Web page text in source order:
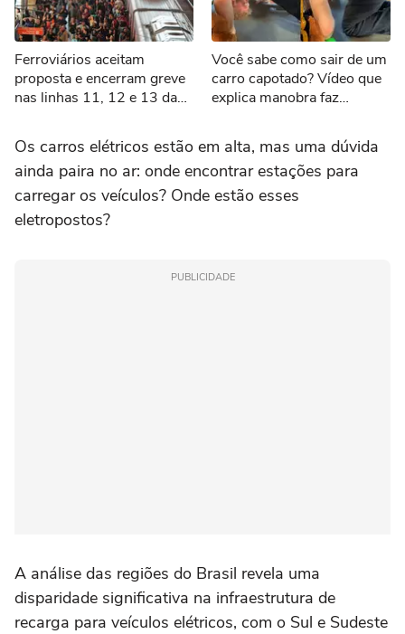
Ferroviários aceitam
proposta e encerram greve
nas linhas 11, 12 e 13 da
Você sabe como sair de um
carro capotado? Vídeo que
explica manobra faz
Os carros elétricos estão em alta, mas uma dúvida
ainda paira no ar: onde encontrar estações para
carregar os veículos? Onde estão esses
eletropostos?
PUBLICIDADE
A análise das regiões do Brasil revela uma
disparidade significativa na infraestrutura de
recarga para veículos elétricos, com o Sul e Sudeste